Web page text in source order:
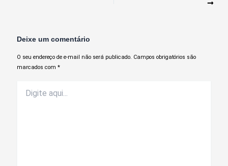
Deixe um comentário
O seu endereço de e-mail não será publicado. Campos obrigatórios são
marcados com*
aqui...